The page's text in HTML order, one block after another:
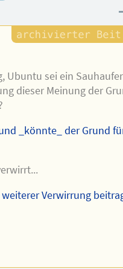
Ubuntu sei ein
dieser Meinung der
_könnte_ der Grund
Verwirrung